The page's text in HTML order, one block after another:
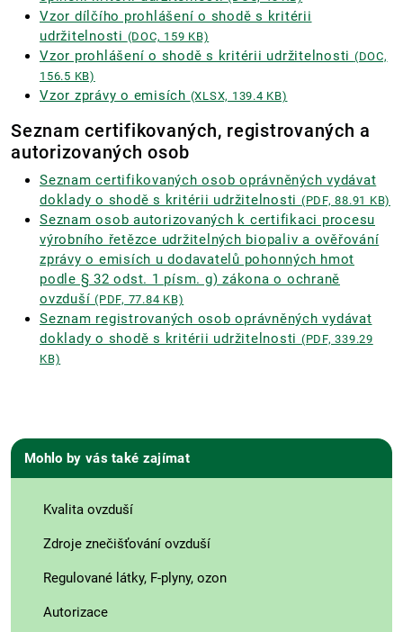
Vzor dílčího prohlášení o shodě s kritérii
udržitelnosti (DOC, 159 KB)
Vzor prohlášení o shodě s kritérii udržitelnosti (DOC,
156.5 KB)
Vzor zprávy o emisích (XLSX, 139.4 KB)
Seznam certifikovaných, registrovaných a
autorizovaných osob
Seznam certifikovaných osob oprávněných vydávat
doklady o shodě s kritérii udržitelnosti (PDF, 88.91 KB)
Seznam osob autorizovaných k certifikaci procesu
výrobního řetězce udržitelných biopaliv a ověřování
zprávy o emisích u dodavatelů pohonných hmot
podle § 32 odst. 1 písm. g) zákona o ochraně
ovzduší (PDF, 77.84 KB)
Seznam registrovaných osob oprávněných vydávat
doklady o shodě s kritérii udržitelnosti (PDF, 339.29
KB)
Mohlo by vás také zajímat
Kvalita ovzduší
Zdroje znečišťování ovzduší
Regulované látky, F-plyny, ozon
Autorizace